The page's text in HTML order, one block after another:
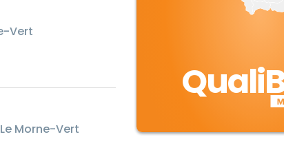
Vert
Morne-Vert